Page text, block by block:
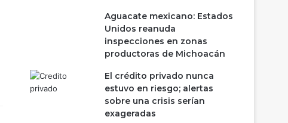
Aguacate mexicano: Estados
Unidos reanuda
inspecciones en zonas
productoras de Michoacán
El crédito privado nunca
estuvo en riesgo; alertas
sobre una crisis serían
exageradas